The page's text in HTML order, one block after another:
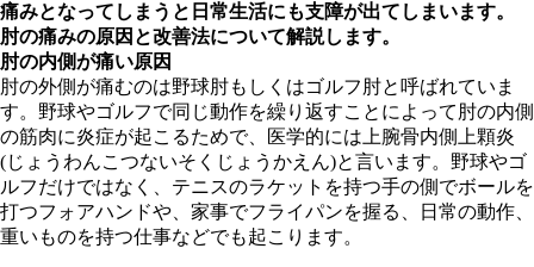
痛みとなってしまうと日常生活にも支障が出てしまいます。
肘の痛みの原因と改善法について解説します。
肘の内側が痛い原因
肘の外側が痛むのは野球肘もしくはゴルフ肘と呼ばれていま
す。野球やゴルフで同じ動作を繰り返すことによって肘の内側
の筋肉に炎症が起こるためで、医学的には上腕骨内側上顆炎
(じょうわんこつないそくじょうかえん)と言います。野球やゴ
ルフだけではなく、テニスのラケットを持つ手の側でボールを
打つフォアハンドや、家事でフライパンを握る、日常の動作、
重いものを持つ仕事などでも起こります。